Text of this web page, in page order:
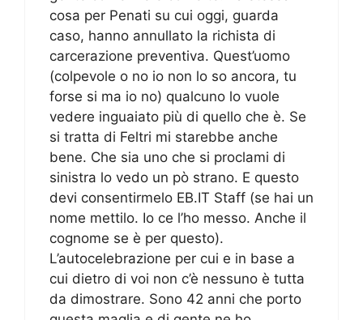
cosa per Penati su cui oggi, guarda
caso, hanno annullato la richista di
carcerazione preventiva. Quest’uomo
(colpevole o no io non lo so ancora, tu
forse si ma io no) qualcuno lo vuole
vedere inguaiato più di quello che è. Se
si tratta di Feltri mi starebbe anche
bene. Che sia uno che si proclami di
sinistra lo vedo un pò strano. E questo
devi consentirmelo EB.IT Staff (se hai un
nome mettilo. Io ce l’ho messo. Anche il
cognome se è per questo).
L’autocelebrazione per cui e in base a
cui dietro di voi non c’è nessuno è tutta
da dimostrare. Sono 42 anni che porto